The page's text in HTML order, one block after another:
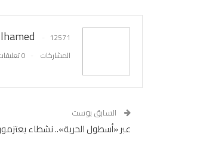
12571
المشاركات
0 تعليقات
السابق بوست
عبر «أسطول الحرية».. نشطاء